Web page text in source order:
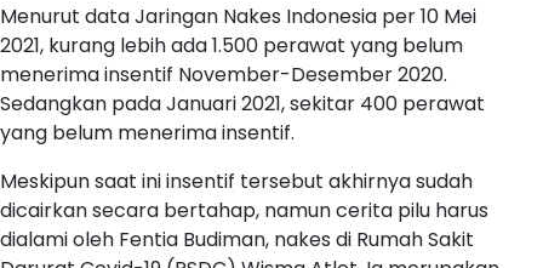
Menurut data Jaringan Nakes Indonesia per 10 Mei
2021, kurang lebih ada 1.500 perawat yang belum
menerima insentif November-Desember 2020.
Sedangkan pada Januari 2021, sekitar 400 perawat
yang belum menerima insentif.
Meskipun saat ini insentif tersebut akhirnya sudah
dicairkan secara bertahap, namun cerita pilu harus
dialami oleh Fentia Budiman, nakes di Rumah Sakit